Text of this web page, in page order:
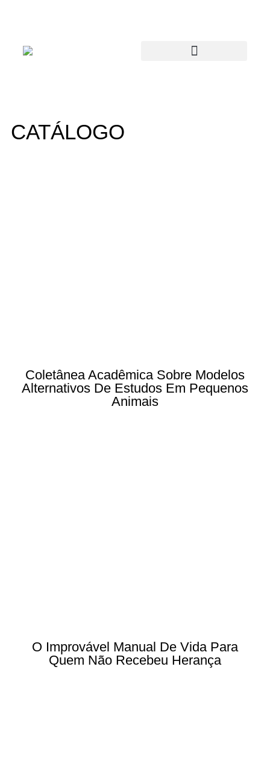
CATÁLOGO
Coletânea Acadêmica Sobre Modelos
Alternativos De Estudos Em Pequenos
Animais
O Improvável Manual De Vida Para
Quem Não Recebeu Herança